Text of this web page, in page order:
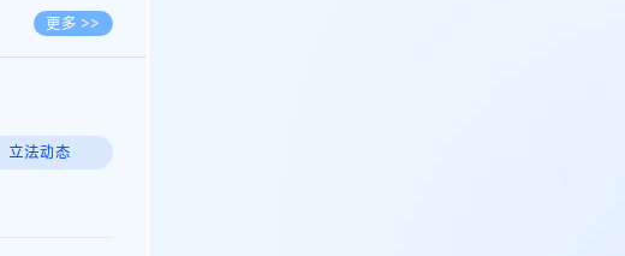
更多 >>
立法动态